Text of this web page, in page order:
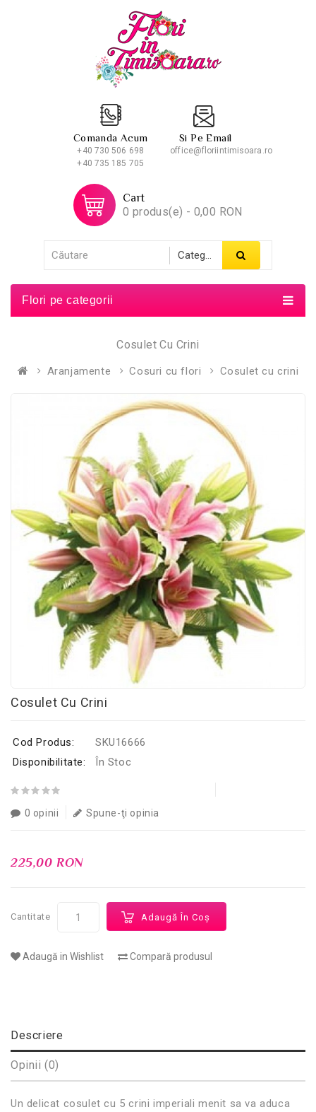
Comanda Acum
+40 730 506 698
+40 735 185 705
Si Pe Email
office@floriintimisoara.ro
Cart
0 produs(e) - 0,00 RON
Flori pe categorii
Cosulet Cu Crini
Aranjamente Cosuri cu flori Cosulet cu crini
Cosulet Cu Crini
Cod Produs:
SKU16666
Disponibilitate:
În Stoc
0 opinii Spune-ţi opinia
225,00 RON
Cantitate Adaugă În Coş
Adaugă in Wishlist Compară produsul
Descriere
Opinii (0)
Un delicat cosulet cu 5 crini imperiali menit sa va aduca